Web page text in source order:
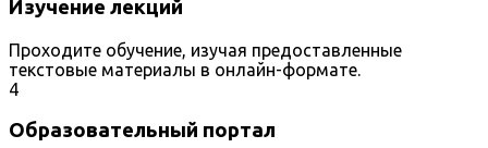
Изучение лекций
Проходите обучение, изучая предоставленные
текстовые материалы в онлайн-формате.
4
Образовательный портал